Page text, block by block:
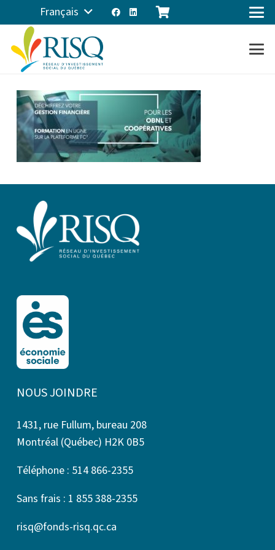
Français
NOUS JOINDRE
1431, rue Fullum, bureau 208
Montréal (Québec) H2K 0B5
Téléphone : 514 866-2355
Sans frais : 1 855 388-2355
risq@fonds-risq.qc.ca